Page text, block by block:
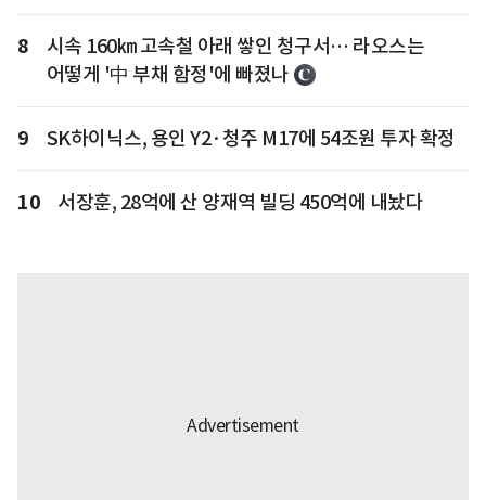
8
시속 160㎞ 고속철 아래 쌓인 청구서… 라오스는
어떻게 '中 부채 함정'에 빠졌나
9 SK하이닉스, 용인 Y2·청주 M17에 54조원 투자 확정
10 서장훈, 28억에 산 양재역 빌딩 450억에 내놨다